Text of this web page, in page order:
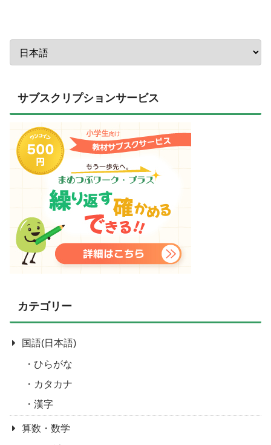
サブスクリプションサービス
カテゴリー
国語(日本語)
ひらがな
カタカナ
漢字
算数・数学